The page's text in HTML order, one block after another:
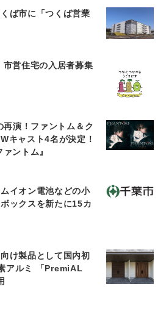
ば市に「つくば営業
営住宅の入居者募集
演！ファントム＆ク
キャスト4名が決定！
ントム』
イオン電池などの小
ックスを新たに15カ
け製品として国内初
アルミ 「PremiAL